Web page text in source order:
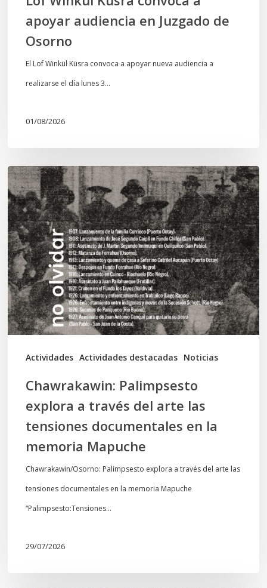
apoyar audiencia en Juzgado de
Osorno
El Lof Winkül Küsra convoca a apoyar nueva audiencia a
realizarse el día lunes 3…
01/08/2026
Actividades Actividades destacadas Noticias
Chawrakawin:
Palimpsesto
explora
a
través
del
arte
las
tensiones
documentales
memoria
Mapuche
Chawrakawin: Palimpsesto
explora a través del arte las
tensiones documentales en la
memoria Mapuche
Chawrakawin/Osorno: Palimpsesto explora a través del arte las
tensiones documentales en la memoria Mapuche
“Palimpsesto:Tensiones…
29/07/2026